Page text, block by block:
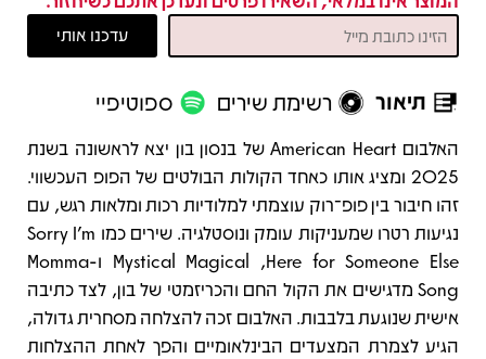
תיאור רשימת שירים ספוטיפיי
תיאור
האלבום American Heart של בנסון בון יצא לראשונה בשנת
2025 ומציג אותו כאחד הקולות הבולטים של הפופ העכשווי.
זהו חיבור בין פופ־רוק עוצמתי למלודיות רכות ומלאות רגש, עם
נגיעות רטרו שמעניקות עומק ונוסטלגיה. שירים כמו Sorry I’m
Here for Someone Else, ‏Mystical Magical ו-Momma
Song מדגישים את הקול החם והכריזמטי של בון, לצד כתיבה
אישית שנוגעת בלבבות. האלבום זכה להצלחה מסחרית גדולה,
הגיע לצמרת המצעדים הבינלאומיים והפך לאחת ההצלחות